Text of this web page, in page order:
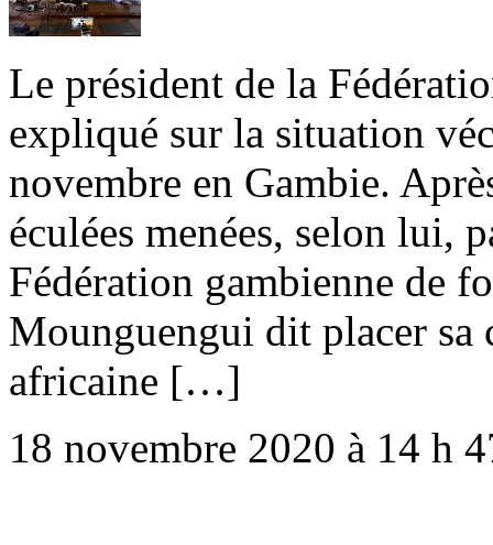
Le président de la
expliqué sur la situation
novembre en Gambie.
éculées menées, selon lui,
Fédération gambienne de
Mounguengui dit placer sa
africaine […]
18 novembre 2020 à 14 h